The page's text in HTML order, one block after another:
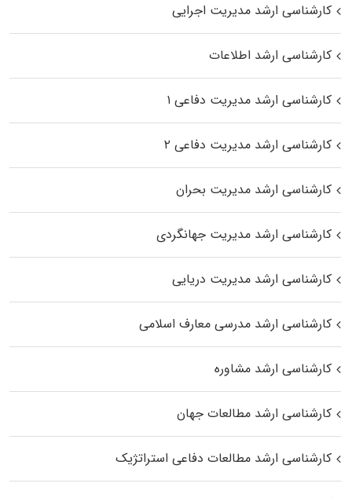
کارشناسی ارشد مدیریت اجرایی
کارشناسی ارشد اطلاعات
کارشناسی ارشد مدیریت دفاعی ۱
کارشناسی ارشد مدیریت دفاعی ۲
کارشناسی ارشد مدیریت بحران
کارشناسی ارشد مدیریت جهانگردی
کارشناسی ارشد مدیریت دریایی
کارشناسی ارشد مدرسی معارف اسلامی
کارشناسی ارشد مشاوره
کارشناسی ارشد مطالعات جهان
کارشناسی ارشد مطالعات دفاعی استراتژیک